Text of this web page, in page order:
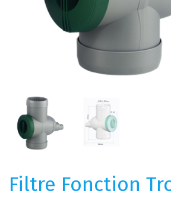
Filtre Fonction